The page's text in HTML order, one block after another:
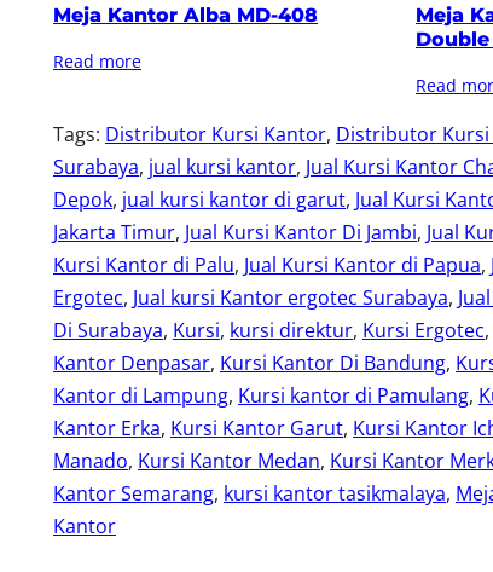
Meja Kantor Alba MD-408
Read more
Meja
Read
Tags: Distributor Kursi Kantor, Distributor
Surabaya, jual kursi kantor, Jual Kursi Kantor
Depok, jual kursi kantor di garut, Jual Kursi
Jakarta Timur, Jual Kursi Kantor Di Jambi, Jual
Kursi Kantor di Palu, Jual Kursi Kantor di Papua,
Ergotec, Jual kursi Kantor ergotec Surabaya,
Di Surabaya, Kursi, kursi direktur, Kursi Ergotec,
Kantor Denpasar, Kursi Kantor Di Bandung,
Kantor di Lampung, Kursi kantor di Pamulang,
Kantor Erka, Kursi Kantor Garut, Kursi Kantor
Manado, Kursi Kantor Medan, Kursi Kantor
Kantor Semarang, kursi kantor tasikmalaya,
Kantor